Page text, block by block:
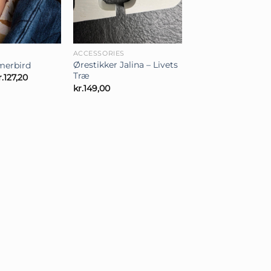
127,20Den
+
ACCESSORIES
Ørestikker Jalina – Livets
Træ
kr.149,00